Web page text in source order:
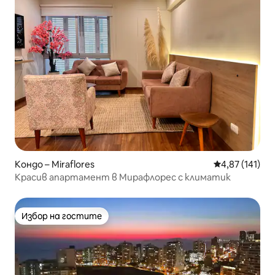
Кондо – Miraflores Средна
4,87 (141)
Красив апартамент в Мирафлорес с климатик
Избор на гостите
Избор на гостите